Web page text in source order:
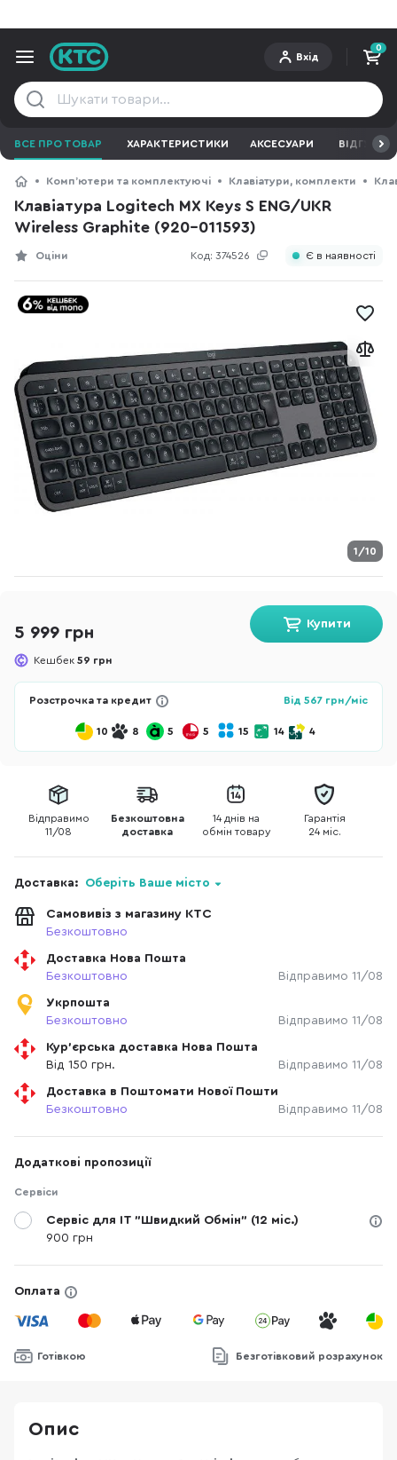
Вхід
0
ВСЕ ПРО ТОВАР ХАРАКТЕРИСТИКИ АКСЕСУАРИ ВІДГУКИ
Компʼютери та комплектуючі Клавіатури, комплекти
Клавіатура Logitech MX Keys S ENG/UKR
Wireless Graphite (920-011593)
Код: 374526
Оціни Є в наявності
1/10
5 999 грн
Кешбек 59 грн
Купити
Розстрочка та кредит Від 567 грн/міс
10 8 5 5 15 14 4
Відправимо
11/08
Безкоштовна
доставка
14 днів на
обмін товару
Гарантія
24 міс.
Доставка: Оберіть Ваше місто
Самовивіз з магазину КТС
Безкоштовно
Доставка Нова Пошта
Безкоштовно
Відправимо 11/08
Укрпошта
Безкоштовно
Відправимо 11/08
Кур'єрська доставка Нова Пошта
Від 150 грн.
Відправимо 11/08
Доставка в Поштомати Нової Пошти
Безкоштовно
Відправимо 11/08
Додаткові пропозиції
Сервіси
Сервіс для IT "Швидкий Обмін" (12 міс.)
900 грн
Оплата
Готівкою Безготівковий розрахунок
Опис